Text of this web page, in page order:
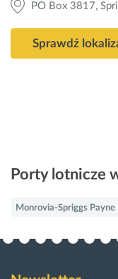
PO Box 3817,
Sprawdź
Porty lotnicze
Monrovia-Spriggs Payne